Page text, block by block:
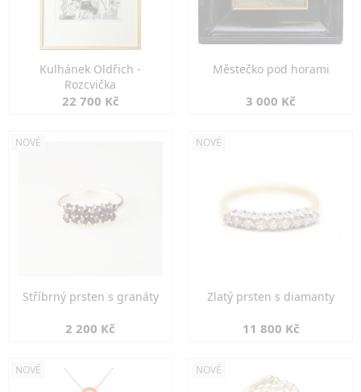
Kulhánek Oldřich -
Rozcvička
22 700 Kč
Městečko pod horami
3 000 Kč
NOVÉ
Stříbrný prsten s granáty
2 200 Kč
NOVÉ
Zlatý prsten s diamanty
11 800 Kč
NOVÉ NOVÉ